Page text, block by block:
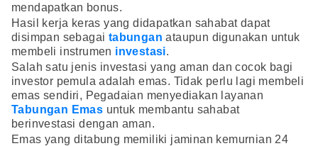
mendapatkan bonus.
Hasil kerja keras yang didapatkan sahabat dapat
disimpan sebagai tabungan ataupun digunakan untuk
membeli instrumen investasi.
Salah satu jenis investasi yang aman dan cocok bagi
investor pemula adalah emas. Tidak perlu lagi membeli
emas sendiri, Pegadaian menyediakan layanan
Tabungan Emas untuk membantu sahabat
berinvestasi dengan aman.
Emas yang ditabung memiliki jaminan kemurnian 24